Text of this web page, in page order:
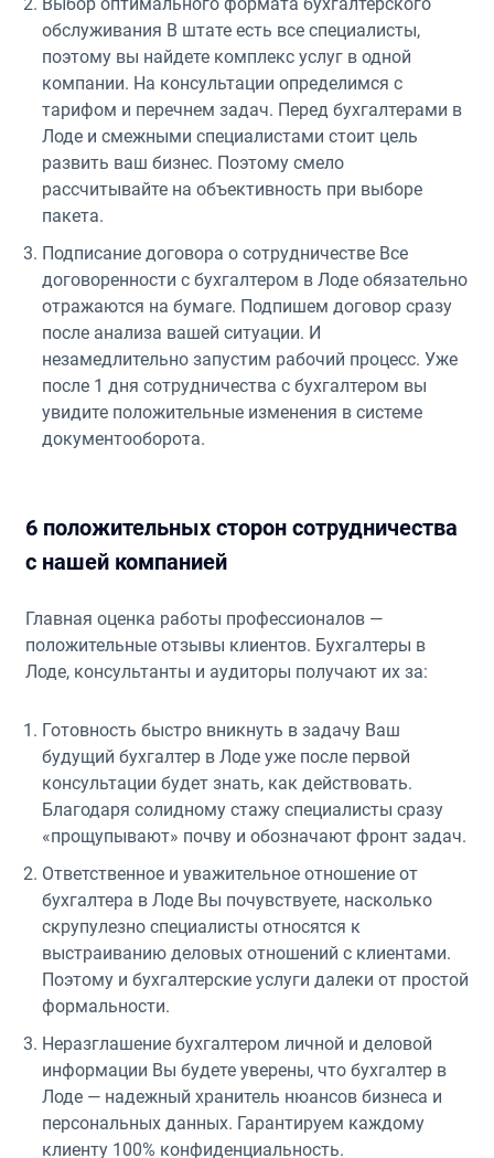
обслуживания В штате есть все специалисты,
поэтому вы найдете комплекс услуг в одной
компании. На консультации определимся с
тарифом и перечнем задач. Перед бухгалтерами в
Лоде и смежными специалистами стоит цель
развить ваш бизнес. Поэтому смело
рассчитывайте на объективность при выборе
пакета.
Подписание договора о сотрудничестве Все
договоренности с бухгалтером в Лоде обязательно
отражаются на бумаге. Подпишем договор сразу
после анализа вашей ситуации. И
незамедлительно запустим рабочий процесс. Уже
после 1 дня сотрудничества с бухгалтером вы
увидите положительные изменения в системе
документооборота.
6 положительных сторон сотрудничества
с нашей компанией
Главная оценка работы профессионалов —
положительные отзывы клиентов. Бухгалтеры в
Лоде, консультанты и аудиторы получают их за:
Готовность быстро вникнуть в задачу Ваш
будущий бухгалтер в Лоде уже после первой
консультации будет знать, как действовать.
Благодаря солидному стажу специалисты сразу
«прощупывают» почву и обозначают фронт задач.
Ответственное и уважительное отношение от
бухгалтера в Лоде Вы почувствуете, насколько
скрупулезно специалисты относятся к
выстраиванию деловых отношений с клиентами.
Поэтому и бухгалтерские услуги далеки от простой
формальности.
Неразглашение бухгалтером личной и деловой
информации Вы будете уверены, что бухгалтер в
Лоде — надежный хранитель нюансов бизнеса и
персональных данных. Гарантируем каждому
клиенту 100% конфиденциальность.